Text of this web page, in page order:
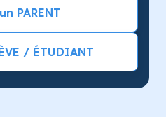
PARENT
/ ÉTUDIANT